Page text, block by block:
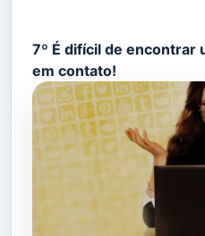
7º É difícil de encontrar
em contato!